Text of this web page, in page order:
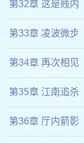
第32章 这是贱内
第33章 凌波微步
第34章 再次相见
第35章 江南追杀
第36章 厅内箭影